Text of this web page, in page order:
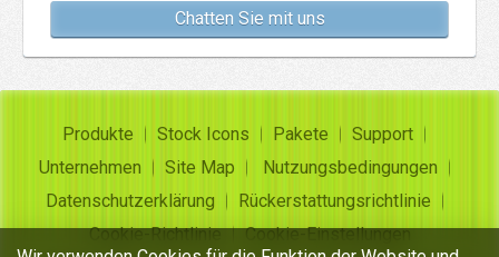
Chatten Sie mit uns
Produkte Stock Icons Pakete
Support
Unternehmen
Site Map
Nutzungsbedingungen
Datenschutzerklärung
Rückerstattungsrichtlinie
Cookie-Richtlinie
Cookie-Einstellungen